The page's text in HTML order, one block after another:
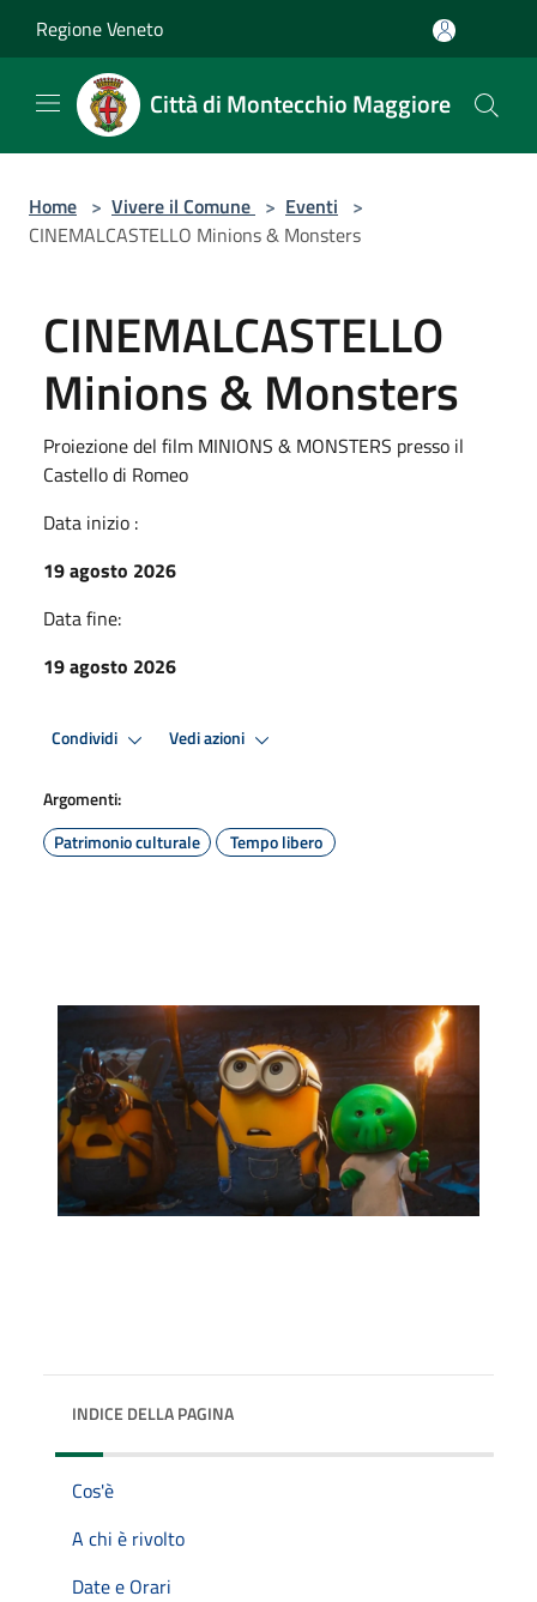
Regione Veneto
Città di Montecchio Maggiore
Home > Vivere il Comune > Eventi >
CINEMALCASTELLO Minions & Monsters
CINEMALCASTELLO
Minions & Monsters
Proiezione del film MINIONS & MONSTERS presso il
Castello di Romeo
Data inizio :
19 agosto 2026
Data fine:
19 agosto 2026
Condividi Vedi azioni
Argomenti:
Patrimonio culturale
Tempo libero
INDICE DELLA PAGINA
Cos'è
A chi è rivolto
Date e Orari